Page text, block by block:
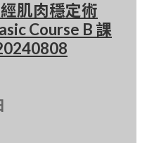
肌肉穩定術
Course B 課